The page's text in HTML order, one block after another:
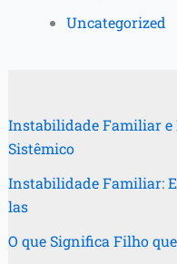
Uncategorized
Instabilidade Familiar e
Sistêmico
Instabilidade Familiar:
las
O que Significa Filho